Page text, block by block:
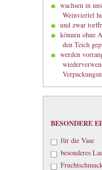
wachsen in
Weinviertel
und zwar
können ohne
den Teich
werden
BESONDERE
BESONDERE
für die Vase
besonderes